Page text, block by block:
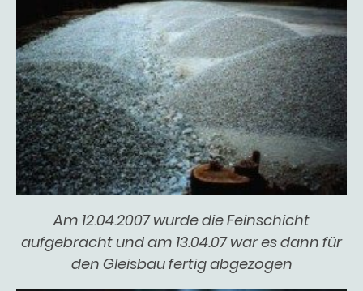
Am 12.04.2007 wurde die Feinschicht
aufgebracht und am 13.04.07 war es dann für
den Gleisbau fertig abgezogen